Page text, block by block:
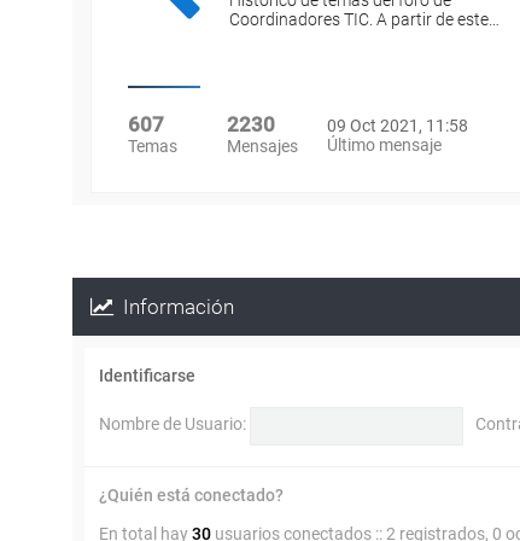
Coordinadores TIC. A partir de este…
607
Temas
2230
Mensajes
09 Oct 2021, 11:58
Último mensaje
Información
Identificarse
Nombre de Usuario:
¿Quién está conectado?
En total hay30 usuarios conectados :: 2 registrados, 0